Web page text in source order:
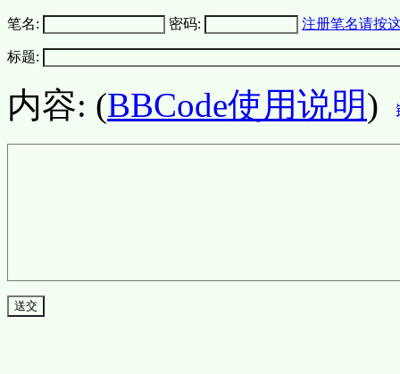
笔名: 密码: 注册笔名请按
标题:
内容: (BBCode使用说明)